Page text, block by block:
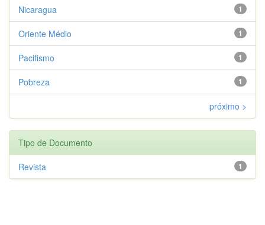
1
Nicaragua
1
Oriente Médio
1
Pacifismo
1
Pobreza
próximo >
Tipo de Documento
1
Revista